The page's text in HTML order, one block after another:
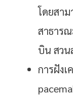
โดยสา
สาธาร
บิน สวน
การฝัง